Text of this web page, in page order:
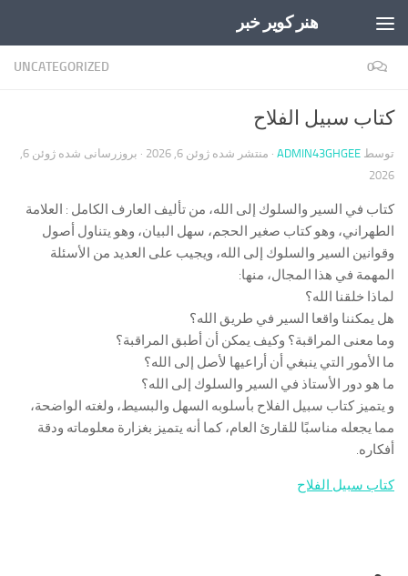
هنر کویر خبر
UNCATEGORIZED 0
كتاب سبيل الفلاح
توسط ADMIN43GHGEE · منتشر شده ژوئن 6, 2026 · بروزرسانی شده
ژوئن 6,
2026
كتاب في السير والسلوك إلى الله، من تأليف العارف الكامل : العلامة
الطهراني، وهو كتاب صغير الحجم، سهل البيان، وهو يتناول أصول
وقوانين السير والسلوك إلى الله، ويجيب على العديد من الأسئلة
المهمة في هذا المجال، منها:
لماذا خلقنا الله؟
هل يمكننا واقعا السير في طريق الله؟
وما معنى المراقبة؟ وكيف يمكن أن أطبق المراقبة؟
ما الأمور التي ينبغي أن أراعيها لأصل إلى الله؟
ما هو دور الأستاذ في السير والسلوك إلى الله؟
و يتميز كتاب سبيل الفلاح بأسلوبه السهل والبسيط، ولغته الواضحة،
مما يجعله مناسبًا للقارئ العام، كما أنه يتميز بغزارة معلوماته ودقة
أفكاره.
كتاب سبيل الفلاح